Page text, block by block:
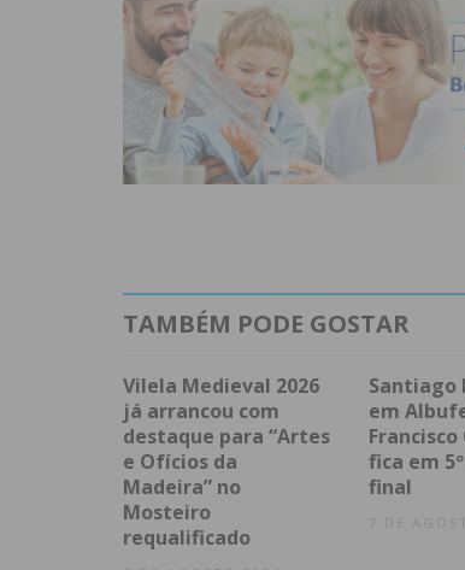
TAMBÉM PODE GOSTAR
Vilela Medieval 2026
já arrancou com
destaque para “Artes
e Ofícios da
Madeira” no
Mosteiro
requalificado
Santiago
em
Francisco
fica em
final
7 DE